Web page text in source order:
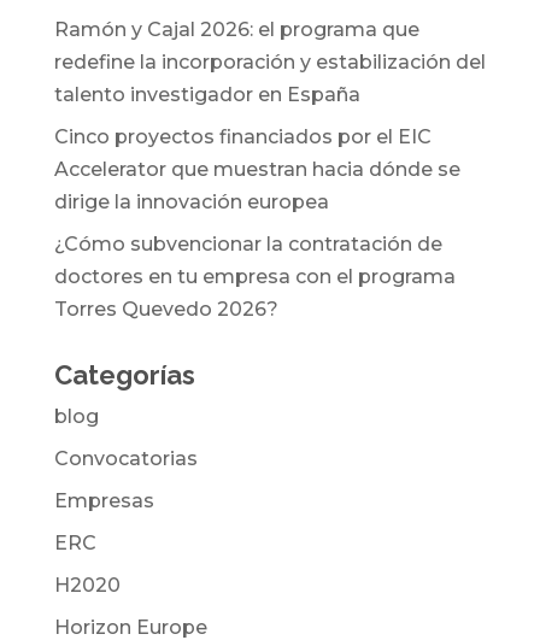
Ramón y Cajal 2026: el programa que
redefine la incorporación y estabilización del
talento investigador en España
Cinco proyectos financiados por el EIC
Accelerator que muestran hacia dónde se
dirige la innovación europea
¿Cómo subvencionar la contratación de
doctores en tu empresa con el programa
Torres Quevedo 2026?
Categorías
blog
Convocatorias
Empresas
ERC
H2020
Horizon Europe